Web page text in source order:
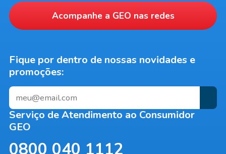
Acompanhe a GEO nas redes
Fique por dentro de nossas novidades e
promoções:
Serviço de Atendimento ao Consumidor
GEO
0800 040 1112